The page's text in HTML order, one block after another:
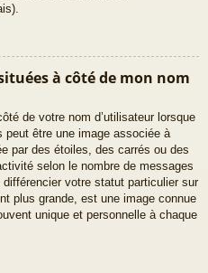
à côté de mon nom
de votre nom d’utilisateur lorsque
peut être une image associée à
par des étoiles, des carrés ou des
selon le nombre de messages
votre statut particulier sur
plus grande, est une image connue
unique et personnelle à chaque